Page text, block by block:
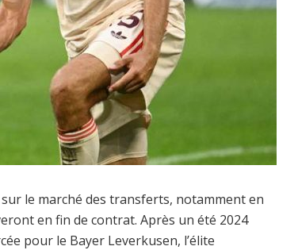
le marché des transferts, notamment en
en fin de contrat. Après un été 2024
pour le Bayer Leverkusen, l’élite